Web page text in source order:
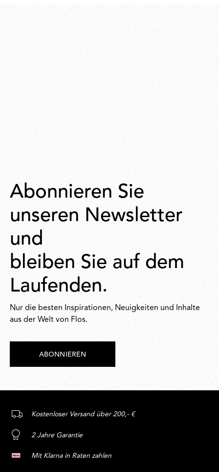
Abonnieren Sie
unseren Newsletter
und
bleiben Sie auf dem
Laufenden.
Nur die besten Inspirationen, Neuigkeiten und Inhalte
aus der Welt von Flos.
ABONNIEREN
Kostenloser Versand über 200,- €
2 Jahre Garantie
Mit Klarna in Raten zahlen